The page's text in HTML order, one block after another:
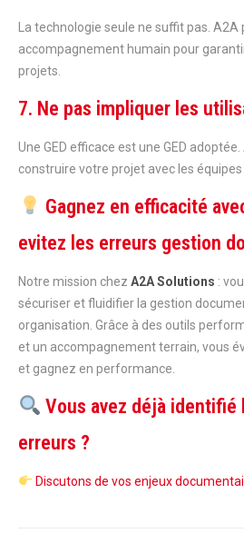
La technologie seule ne suffit pas. A2A
accompagnement humain pour
projets.
7. Ne pas impliquer les
Une GED efficace est une GED
construire votre projet avec les équipes
Gagnez en efficacité
evitez les erreurs gestion
Notre mission chez A2A Solutions :
sécuriser et fluidifier la gestion
organisation. Grâce à des outils
et un accompagnement terrain, vous
et gagnez en performance.
Vous avez déjà identifié
erreurs ?
Discutons de vos enjeux